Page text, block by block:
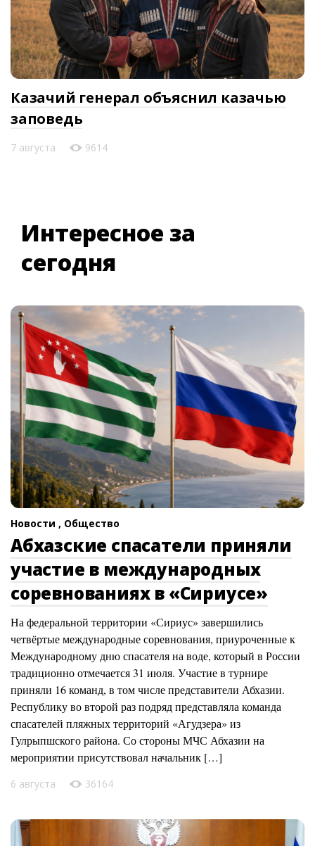
Казачий генерал объяснил казачью
заповедь
7 августа 9614
Интересное за
сегодня
Новости , Общество
Абхазские спасатели приняли
участие в международных
соревнованиях в «Сириусе»
На федеральной территории «Сириус» завершились
четвёртые международные соревнования, приуроченные к
Международному дню спасателя на воде, который в России
традиционно отмечается 31 июля. Участие в турнире
приняли 16 команд, в том числе представители Абхазии.
Республику во второй раз подряд представляла команда
спасателей пляжных территорий «Агудзера» из
Гулрыпшского района. Со стороны МЧС Абхазии на
мероприятии присутствовал начальник […]
6 августа 36164